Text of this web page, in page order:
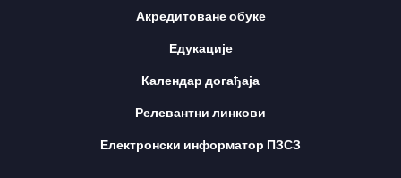
Акредитоване обуке
Едукације
Календар догађаја
Релевантни линкови
Електронски информатор ПЗСЗ